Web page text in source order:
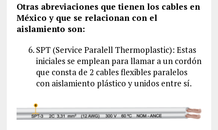
Otras abreviaciones que tienen los cables en
México y que se relacionan con el
aislamiento son:
SPT (Service Paralell Thermoplastic): Estas
iniciales se emplean para llamar a un cordón
que consta de 2 cables flexibles paralelos
con aislamiento plástico y unidos entre sí.